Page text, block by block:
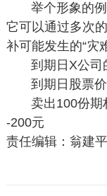
举个形象的
它可以通过多次
补可能发生的“灾
到期日X公司
到期日股票
卖出100份期
-200元
责任编辑：翁建平